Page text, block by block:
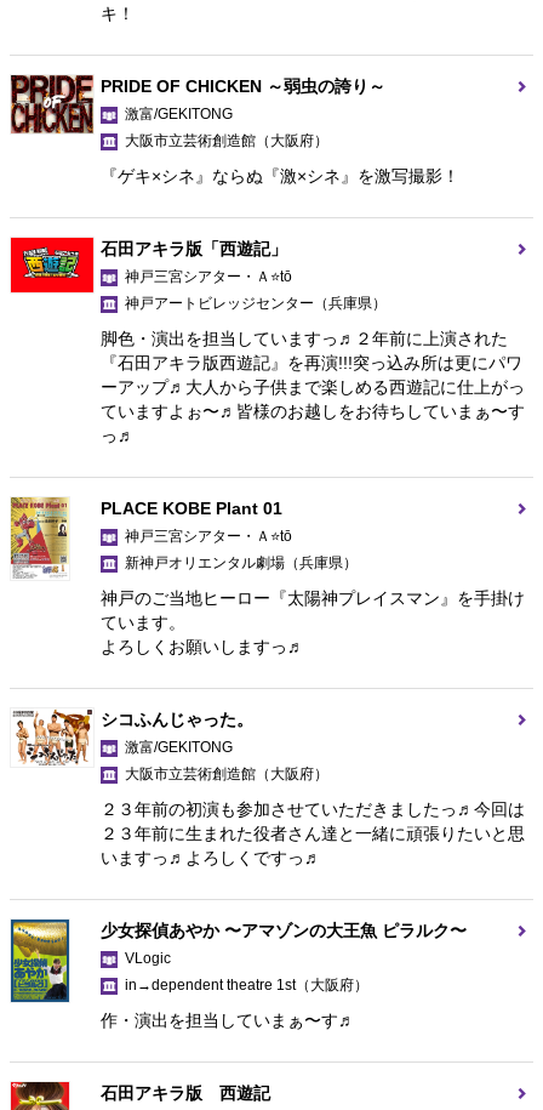
キ！
PRIDE OF CHICKEN ～弱虫の誇り～
激富/GEKITONG
大阪市立芸術創造館 （大阪府）
『ゲキ×シネ』ならぬ『激×シネ』を激写撮影！
石田アキラ版「西遊記」
神戸三宮シアター・Ａ⭐tō
神戸アートビレッジセンター （兵庫県）
脚色・演出を担当していますっ♬２年前に上演された
『石田アキラ版西遊記』を再演!!!突っ込み所は更にパワ
ーアップ♬大人から子供まで楽しめる西遊記に仕上がっ
ていますよぉ〜♬皆様のお越しをお待ちしていまぁ〜す
っ♬
PLACE KOBE Plant 01
神戸三宮シアター・Ａ⭐tō
新神戸オリエンタル劇場 （兵庫県）
神戸のご当地ヒーロー『太陽神プレイスマン』を手掛け
ています。
よろしくお願いしますっ♬
シコふんじゃった。
激富/GEKITONG
大阪市立芸術創造館 （大阪府）
２３年前の初演も参加させていただきましたっ♬今回は
２３年前に生まれた役者さん達と一緒に頑張りたいと思
いますっ♬よろしくですっ♬
少女探偵あやか 〜アマゾンの大王魚 ピラルク〜
VLogic
in→dependent theatre 1st（大阪府）
作・演出を担当していまぁ〜す♬
石田アキラ版 西遊記